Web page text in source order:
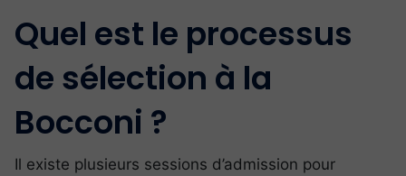
Quel est le processus
de sélection à la
Bocconi ?
Il existe plusieurs sessions d’admission pour